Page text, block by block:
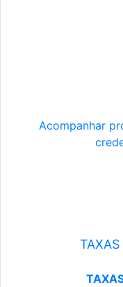
Acompanhar